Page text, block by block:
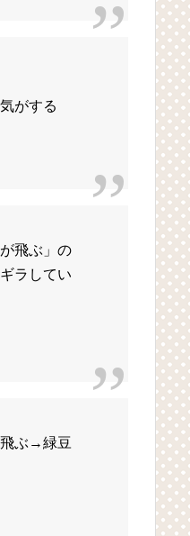
がする
飛ぶ」の
ラしてい
飛ぶ→緑豆